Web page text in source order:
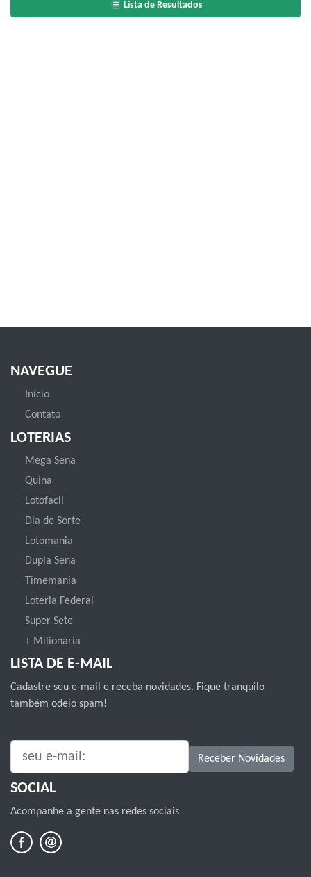
Lista de Resultados
NAVEGUE
Inicio
Contato
LOTERIAS
Mega Sena
Quina
Lotofacil
Dia de Sorte
Lotomania
Dupla Sena
Timemania
Loteria Federal
Super Sete
+ Milionária
LISTA DE E-MAIL
Cadastre seu e-mail e receba novidades. Fique tranquilo
também odeio spam!
SEU E-MAIL: Receber Novidades
SOCIAL
Acompanhe a gente nas redes sociais